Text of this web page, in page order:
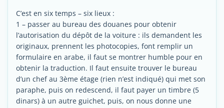
C’est en six temps – six lieux :
1 – passer au bureau des douanes pour obtenir
l’autorisation du dépôt de la voiture : ils demandent les
originaux, prennent les photocopies, font remplir un
formulaire en arabe, il faut se montrer humble pour en
obtenir la traduction. Il faut ensuite trouver le bureau
d’un chef au 3ème étage (rien n’est indiqué) qui met son
paraphe, puis on redescend, il faut payer un timbre (5
dinars) à un autre guichet, puis, on nous donne une